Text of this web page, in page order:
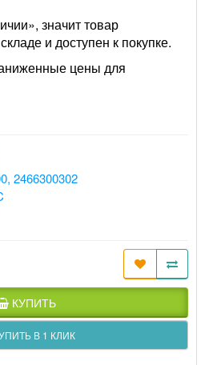
значит товар
и доступен к покупке.
цены для
2466300302
КУПИТЬ
В 1 КЛИК